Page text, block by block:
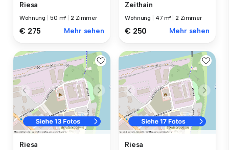
Riesa
Wohnung 50 m² |2 Zimmer
€ 275 Mehr sehen
Zeithain
Wohnung 47 m² |2 Zimmer
€ 250 Mehr sehen
Riesa Riesa